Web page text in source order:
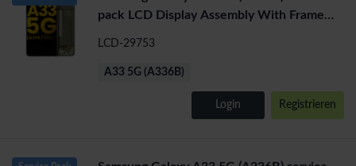
pack LCD Display Assembly With Frame
LCD-29753
A33 5G (A336B)
Login Registrieren